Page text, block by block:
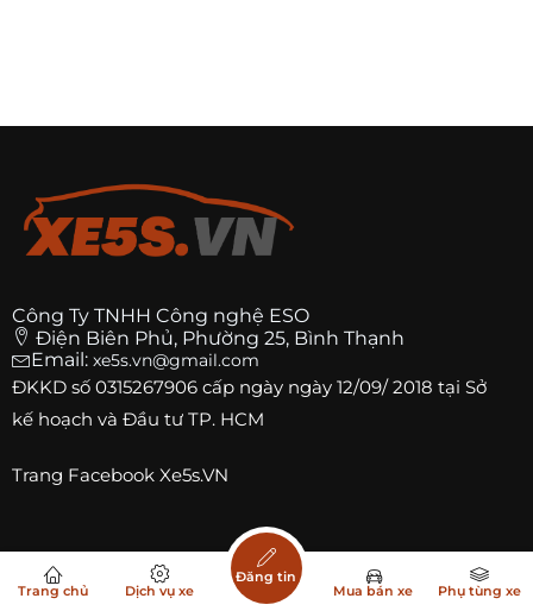
Công Ty TNHH Công nghệ ESO
Điện Biên Phủ, Phường 25, Bình Thạnh
Email: xe5s.vn@gmail.com
ĐKKD số 0315267906 cấp ngày ngày 12/09/ 2018 tại Sở
kế hoạch và Đầu tư TP. HCM
Trang Facebook Xe5s.VN
Top xe bán chạy
Trang chủ Dịch vụ xe
Đăng tin
Mua bán xe
Phụ tùng xe